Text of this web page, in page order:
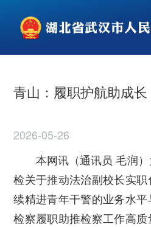
青山：履职护航助成
2026-05-26
本网讯（通讯员 毛润）
检关于推动法治副校长实
续精进青年干警的业务水
检察履职助推检察工作高